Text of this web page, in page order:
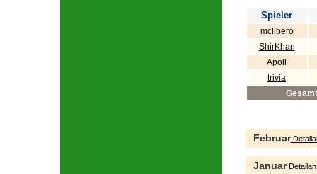
Spieler
mclibero
ShirKhan
Apoll
trivia
Gesamt
Februar
Januar